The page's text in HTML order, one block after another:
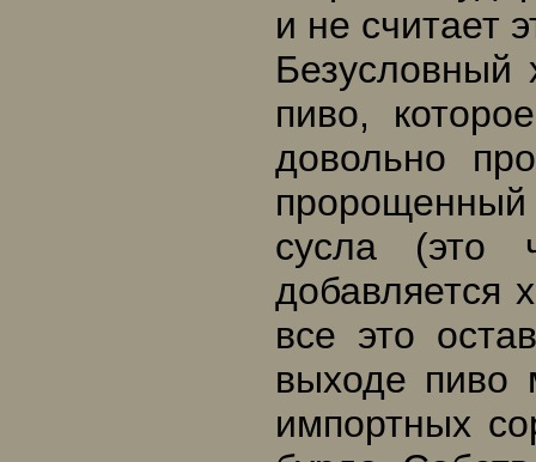
и не считает
Безусловный
пиво,
довольно
сусла (это
добавляется
все это
выходе пиво
импортных